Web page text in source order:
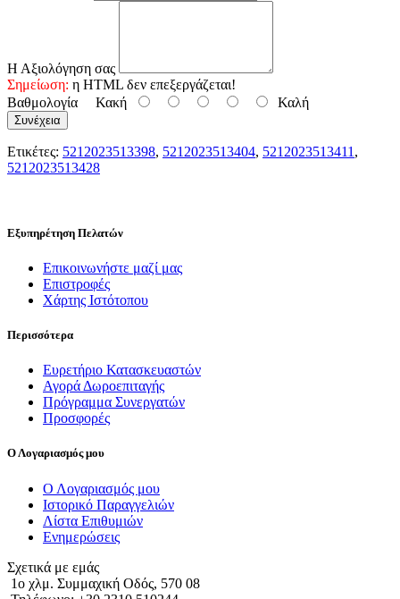
Η Αξιολόγηση σας
Σημείωση: η HTML δεν επεξεργάζεται!
Βαθμολογία Κακή Καλή
Συνέχεια
Ετικέτες: 5212023513398, 5212023513404, 5212023513411 ,
5212023513428
Εξυπηρέτηση Πελατών
Επικοινωνήστε μαζί μας
Επιστροφές
Χάρτης Ιστότοπου
Περισσότερα
Ευρετήριο Κατασκευαστών
Αγορά Δωροεπιταγής
Πρόγραμμα Συνεργατών
Προσφορές
Ο Λογαριασμός μου
Ο Λογαριασμός μου
Ιστορικό Παραγγελιών
Λίστα Επιθυμιών
Ενημερώσεις
Σχετικά με εμάς
1o χλμ. Συμμαχική Οδός, 570 08